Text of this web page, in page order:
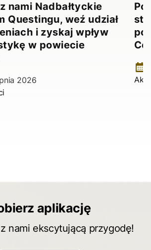
nami Nadbałtyckie
Questingu, weź udział
i zyskaj wpływ
w powiecie
2026
aplikację
nami ekscytującą przygodę!